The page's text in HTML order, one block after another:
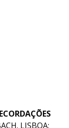
LISBOA: